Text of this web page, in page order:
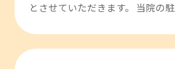
とさせていただきます。 当院の